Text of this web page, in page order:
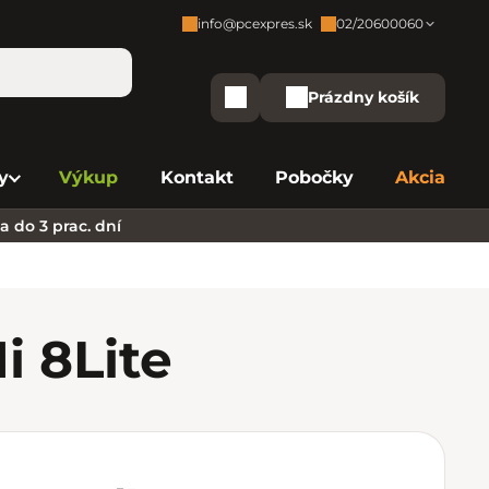
Zákaznícka podpora:
info@pcexpres.sk 02/20600060
Bratislava - Avion 02/20 60 00 61
Bratislava - Aupark
Bratislava - Eurovea
Nákupný košík
Prázdny košík
Výkup Kontakt Pobočky Akcia
do 3 prac. dní
8Lite